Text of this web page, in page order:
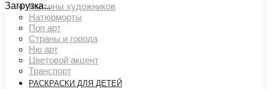
Картины художников
Натюрморты
Поп арт
Страны и города
Ню арт
Цветовой акцент
Транспорт
РАСКРАСКИ ДЛЯ ДЕТЕЙ
Загрузка...